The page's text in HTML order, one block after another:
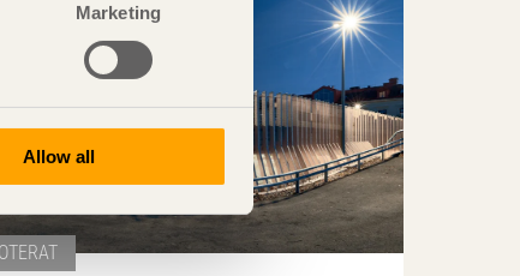
Marketing
Allow all